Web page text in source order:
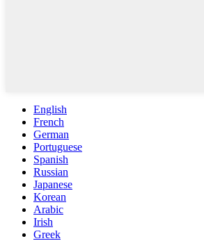
English
French
German
Portuguese
Spanish
Russian
Japanese
Korean
Arabic
Irish
Greek